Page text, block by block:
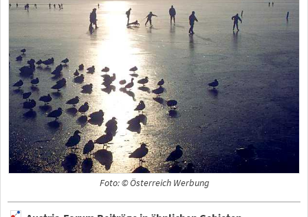
Foto: © Österreich Werbung